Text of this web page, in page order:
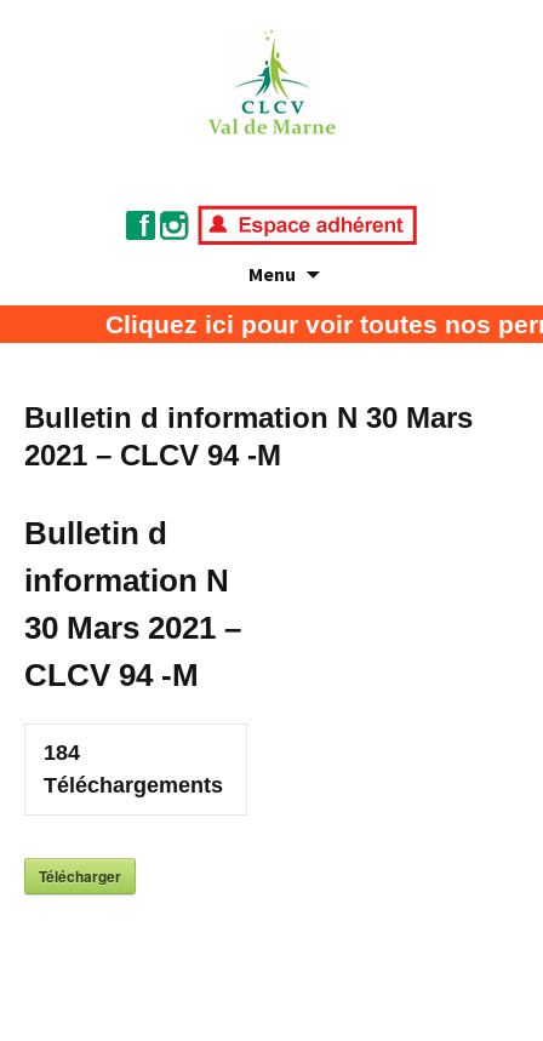
Menu
CLCV Val de Marne
Association de défense des consommateurs
Cliquez ici pour voir toutes nos
Bulletin d information N 30 Mars
2021 – CLCV 94 -M
Bulletin d
information N
30 Mars 2021 –
CLCV 94 -M
184
Téléchargements
Télécharger